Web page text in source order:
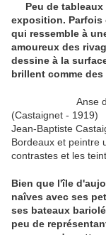
Peu de
exposition. Parfois
qui ressemble à
amoureux des
dessine à la
brillent comme des
Anse de
(Castaignet - 1919)
Jean-Baptiste
Bordeaux et peintre
contrastes et les
Bien que l'île
naîves avec ses
ses bateaux
peu de